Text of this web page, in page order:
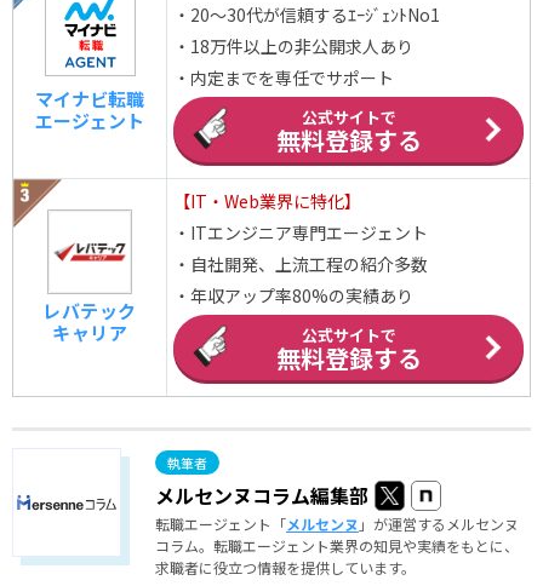
マイナビ転職
エージェント
・20～30代が信頼するｴｰｼﾞｪﾝﾄNo1
・18万件以上の非公開求人あり
・内定までを専任でサポート
公式サイトで
無料登録する
レバテック
キャリア
【IT・Web業界に特化】
・ITエンジニア専門エージェント
・自社開発、上流工程の紹介多数
・年収アップ率80%の実績あり
公式サイトで
無料登録する
メルセンヌコラム編集部
転職エージェント「メルセンヌ 」が運営するメルセンヌ
コラム。転職エージェント業界の知見や実績をもとに、
求職者に役立つ情報を提供しています。